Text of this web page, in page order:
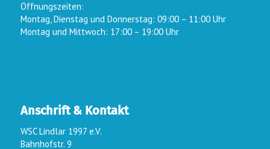
Öffnungszeiten:
Montag, Dienstag und Donnerstag: 09:00 – 11:00 Uhr
Montag und Mittwoch: 17:00 – 19:00 Uhr
Anschrift & Kontakt
WSC Lindlar 1997 e.V.
Bahnhofstr. 9